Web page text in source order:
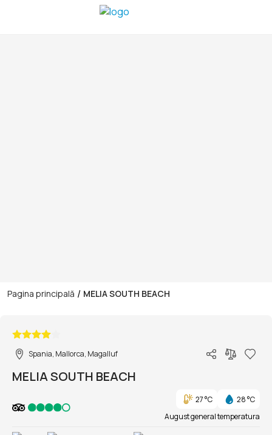
Pagina principală / MELIA SOUTH BEACH
Spania, Mallorca, Magalluf
MELIA SOUTH BEACH
27 °C
28 °C
August general temperatura